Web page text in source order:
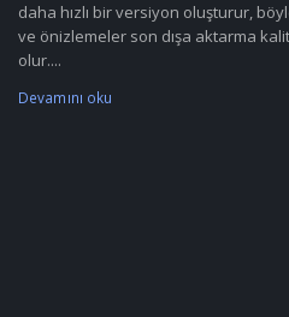
daha hızlı bir versiyon oluşturur,
ve önizlemeler son dışa aktarma
olur....
Devamını oku